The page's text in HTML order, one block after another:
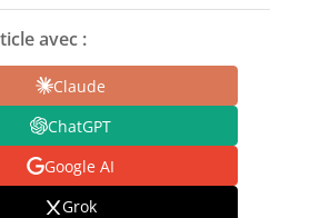
avec :
Claude
ChatGPT
Google AI
Grok